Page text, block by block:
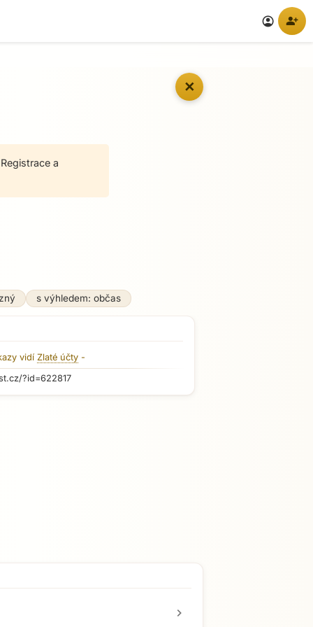
account_circle person_add
✕
a
s výhledem: občas
vidí Zlaté účty -
?id=622817
chevron_right